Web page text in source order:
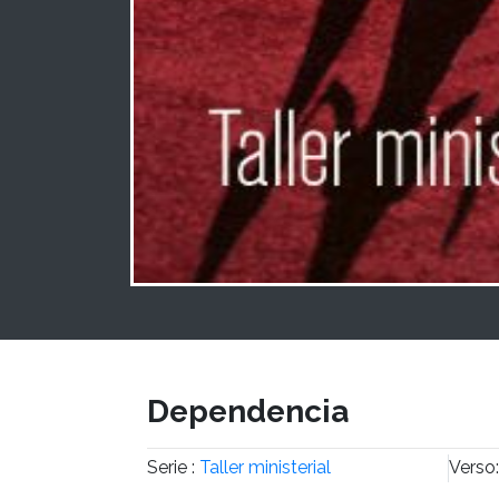
Dependencia
Serie : Taller ministerial